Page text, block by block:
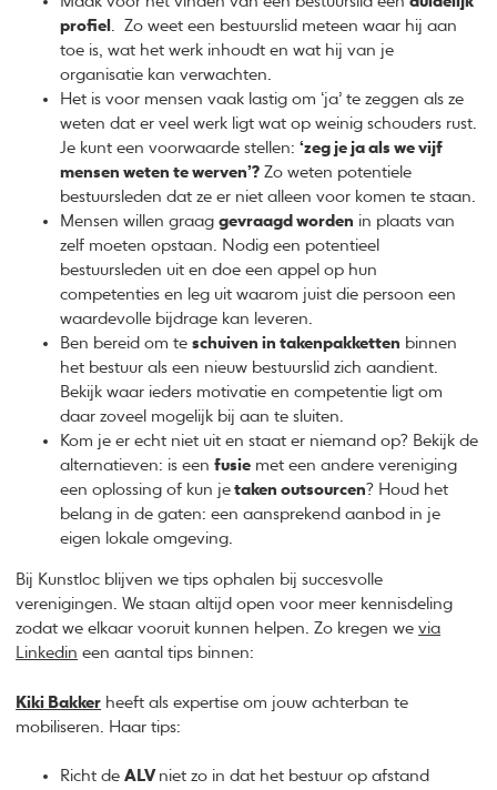
profiel . Zo weet een bestuurslid meteen waar hij aan
toe is, wat het werk inhoudt en wat hij van je
organisatie kan verwachten.
Het is voor mensen vaak lastig om ‘ja’ te zeggen als ze
weten dat er veel werk ligt wat op weinig schouders rust.
Je kunt een voorwaarde stellen:‘zeg je ja als we vijf
mensen weten te werven’? Zo weten potentiele
bestuursleden dat ze er niet alleen voor komen te staan.
Mensen willen graaggevraagd worden in plaats van
zelf moeten opstaan. Nodig een potentieel
bestuursleden uit en doe een appel op hun
competenties en leg uit waarom juist die persoon een
waardevolle bijdrage kan leveren.
Ben bereid om teschuiven in takenpakketten binnen
het bestuur als een nieuw bestuurslid zich aandient.
Bekijk waar ieders motivatie en competentie ligt om
daar zoveel mogelijk bij aan te sluiten.
Kom je er echt niet uit en staat er niemand op? Bekijk de
alternatieven: is eenfusie met een andere vereniging
een oplossing of kun je taken outsourcen? Houd het
belang in de gaten: een aansprekend aanbod in je
eigen lokale omgeving.
Bij Kunstloc blijven we tips ophalen bij succesvolle
verenigingen. We staan altijd open voor meer kennisdeling
zodat we elkaar vooruit kunnen helpen. Zo kregen wevia
Linkedin een aantal tips binnen:
Kiki Bakker heeft als expertise om jouw achterban te
mobiliseren. Haar tips:
Richt deALV niet zo in dat het bestuur op afstand